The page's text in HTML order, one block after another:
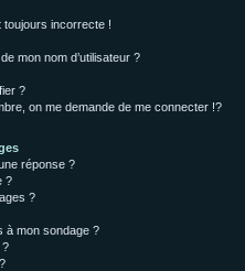
toujours incorrecte !
mon nom d’utilisateur ?
?
on me demande de me connecter !?
réponse ?
?
?
à mon sondage ?
?